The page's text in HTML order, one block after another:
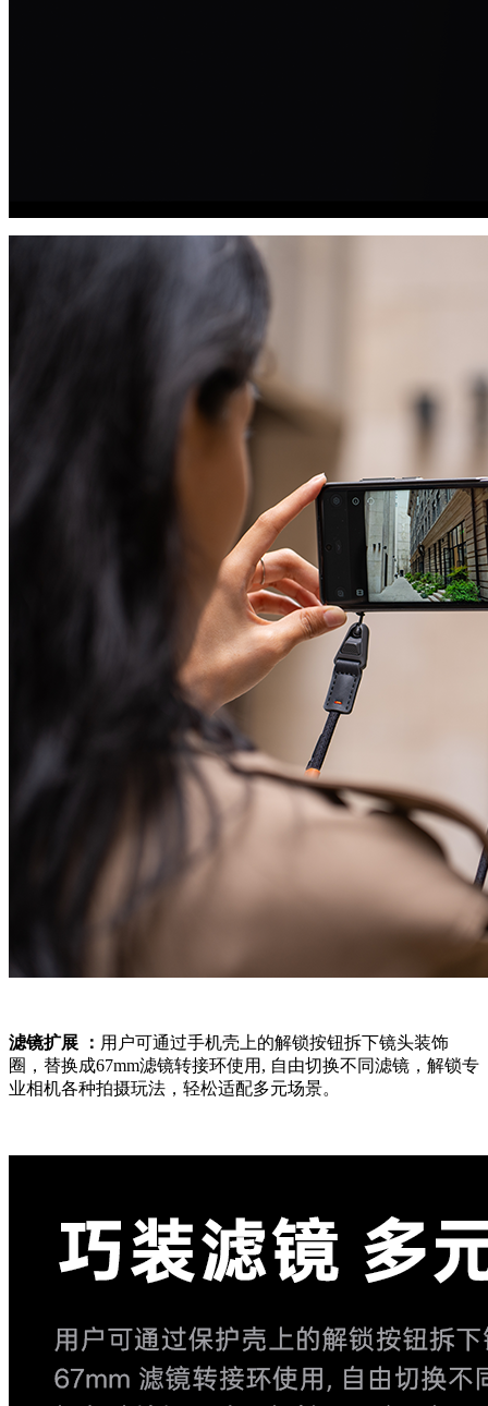
滤镜扩展 ： 用户可通过手机壳上的解锁按钮拆下镜头装饰
圈，替换成67mm滤镜转接环使用, 自由切换不同滤镜，解锁专
业相机各种拍摄玩法，轻松适配多元场景。